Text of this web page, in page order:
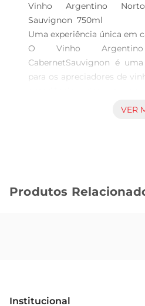
Vinho Argentino
Sauvignon  750ml
Uma experiência única em
O Vinho
CabernetSauvignon é
para os apreciadores de
apresentação em uma
Características e perfil do
doçura natural do vinho
VER
Produtos
Institucional